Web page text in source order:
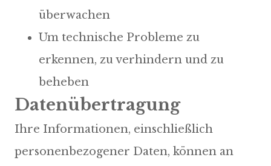
überwachen
Um technische Probleme zu
erkennen, zu verhindern und zu
beheben
Datenübertragung
Ihre Informationen, einschließlich
personenbezogener Daten, können an